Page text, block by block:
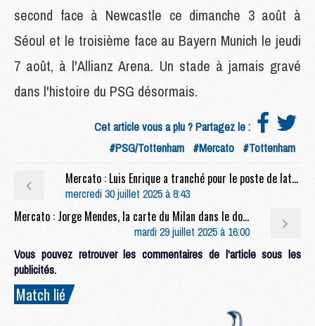
second face à Newcastle ce dimanche 3 août à
Séoul et le troisième face au Bayern Munich le jeudi
7 août, à l'Allianz Arena. Un stade à jamais gravé
dans l'histoire du PSG désormais.
Cet article vous a plu ? Partagez le :
#PSG/Tottenham #Mercato #Tottenham
Mercato : Luis Enrique a tranché pour le poste de latéral droit
mercredi 30 juillet 2025 à 8:43
Mercato : Jorge Mendes, la carte du Milan dans le dossier Ramos
mardi 29 juillet 2025 à 16:00
Vous pouvez retrouver les commentaires de l'article sous les
publicités.
Match lié